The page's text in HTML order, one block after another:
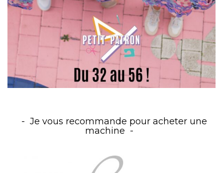
Je vous recommande pour acheter une
machine